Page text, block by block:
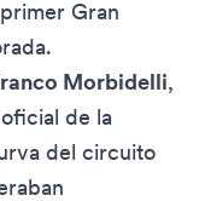
Gran
Morbidelli,
de la
del circuito